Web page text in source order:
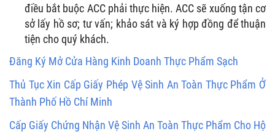
điều bắt buộc ACC phải thực hiện. ACC sẽ xuống tận cơ
sở lấy hồ sơ; tư vấn; khảo sát và ký hợp đồng để thuận
tiện cho quý khách.
Đăng Ký Mở Cửa Hàng Kinh Doanh Thực Phẩm Sạch
Thủ Tục Xin Cấp Giấy Phép Vệ Sinh An Toàn Thực Phẩm Ở
Thành Phố Hồ Chí Minh
Cấp Giấy Chứng Nhận Vệ Sinh An Toàn Thực Phẩm Cho Hộ